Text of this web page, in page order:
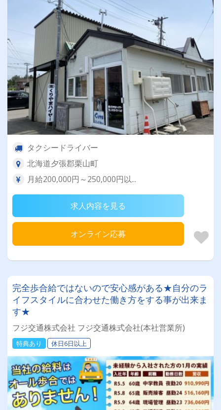
タクシードライバー
北海道夕張郡栗山町
月給200,000円～250,000円以...
求人内容を見る
オンライン応募
完全歩合給ではないので安心感がある★自分のラ
イフスタイルに合わせた働き方をする事が出来ま
す★
フジ交通株式会社 フジ交通株式会社(本社営業所)
特典あり 休日6日以上